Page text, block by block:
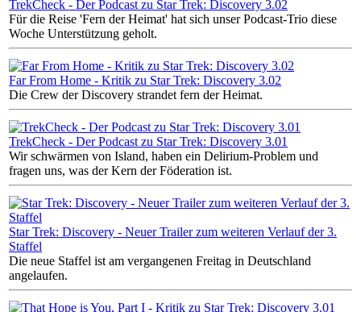
TrekCheck - Der Podcast zu Star Trek: Discovery 3.02
Für die Reise 'Fern der Heimat' hat sich unser Podcast-Trio diese
Woche Unterstützung geholt.
Far From Home - Kritik zu Star Trek: Discovery 3.02
Die Crew der Discovery strandet fern der Heimat.
TrekCheck - Der Podcast zu Star Trek: Discovery 3.01
Wir schwärmen von Island, haben ein Delirium-Problem und
fragen uns, was der Kern der Föderation ist.
Star Trek: Discovery - Neuer Trailer zum weiteren Verlauf der 3.
Staffel
Die neue Staffel ist am vergangenen Freitag in Deutschland
angelaufen.